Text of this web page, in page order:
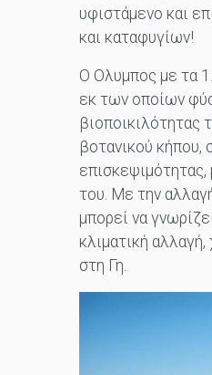
υφιστάμενο και
και καταφυγίων!
Ο Ολυμπος με τα
εκ των οποίων
βοτανικού κήπου,
του. Με την
μπορεί να
κλιματική
στη Γη.